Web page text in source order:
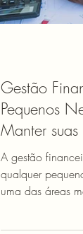
Gestão
Pequenos
Manter
A gestão
qualquer
uma das áreas